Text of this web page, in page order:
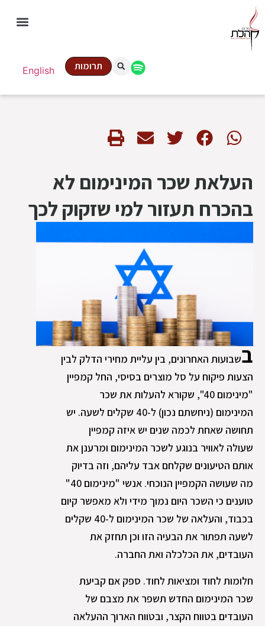
English תרומות
העלאת שכר המינימום לא
בהכרח תעזור למי שזקוק לכך
בשבועות האחרונים, בין עליית מחירי הדלק לבין
הצעות פיקוח על סל מוצרים בסיסי, החל קמפיין
"מינימום 40", שקורא להעלות את שכר
המינימום (ניחשתם נכון) ל-40 שקלים לשעה. יש
תחושה שאחת לכמה שנים יש איזה קמפיין
שעולה לאוויר בנוגע לשכר המינימום ומרענן את
אותם הטיעונים שקלחם אבד עליהם, וזה בדיוק
מה שעושה הקמפיין הנוכחי. אנשי "מינימום 40"
טוענים כי השכר היום נמוך מידי ולא מאפשר קיום
בכבוד, והעלאה של שכר המינימום ל-40 שקלים
לשעה תפתור את הבעיה הזו וכן תחזק את
העובדים, את הכלכלה ואת החברה.
חלומות לחוד ומציאות לחוד. ספק אם קביעת
שכר המינימום החדש תשפר את מצבם של
העובדים בטווח הקצר, ובטווח הארוך ההעלאה